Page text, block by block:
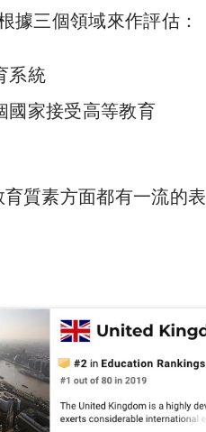
據三個領域來作評估：
系統
國家接受高等教育
質素方面都有一流的